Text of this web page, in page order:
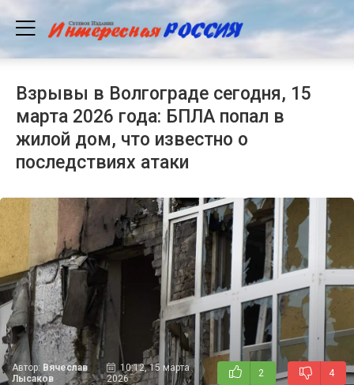
Взрывы в Волгограде сегодня, 15
марта 2026 года: БПЛА попал в
жилой дом, что известно о
последствиях атаки
Автор: Вячеслав
Лысаков
10:12, 15 марта
2026
2 4